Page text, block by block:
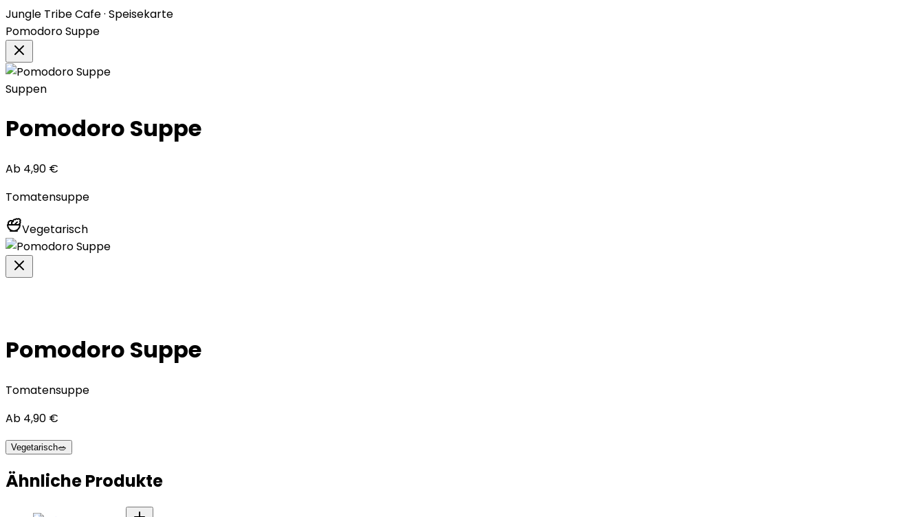
Jungle Tribe Cafe · Speisekarte
Pomodoro Suppe
Suppen
Pomodoro Suppe
Ab 4,90 €
Tomatensuppe
Vegetarisch
Pomodoro Suppe
Tomatensuppe
Ab 4,90 €
Vegetarisch🥗
Ähnliche Produkte